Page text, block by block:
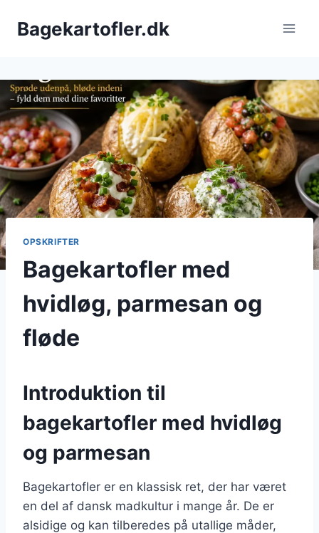
Bagekartofler.dk
OPSKRIFTER
Bagekartofler med
hvidløg, parmesan og
fløde
Introduktion til
bagekartofler med hvidløg
og parmesan
Bagekartofler er en klassisk ret, der har været
en del af dansk madkultur i mange år. De er
alsidige og kan tilberedes på utallige måder,